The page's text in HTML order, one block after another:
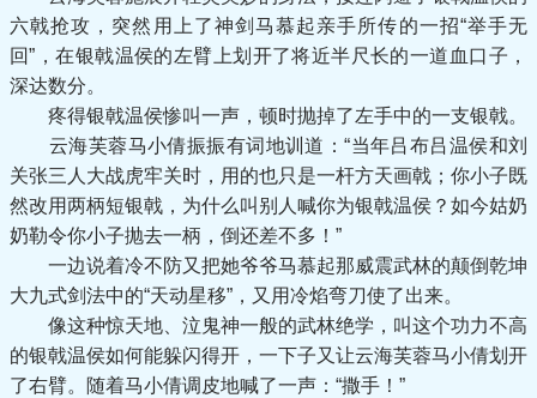
六戟抢攻，突然用上了神剑马慕起亲手所传的一招“举手无
回”，在银戟温侯的左臂上划开了将近半尺长的一道血口子，
深达数分。
疼得银戟温侯惨叫一声，顿时抛掉了左手中的一支银戟。
云海芙蓉马小倩振振有词地训道：“当年吕布吕温侯和刘
关张三人大战虎牢关时，用的也只是一杆方天画戟；你小子既
然改用两柄短银戟，为什么叫别人喊你为银戟温侯？如今姑奶
奶勒令你小子抛去一柄，倒还差不多！”
一边说着冷不防又把她爷爷马慕起那威震武林的颠倒乾坤
大九式剑法中的“天动星移”，又用冷焰弯刀使了出来。
像这种惊天地、泣鬼神一般的武林绝学，叫这个功力不高
的银戟温侯如何能躲闪得开，一下子又让云海芙蓉马小倩划开
了右臂。随着马小倩调皮地喊了一声：“撒手！”